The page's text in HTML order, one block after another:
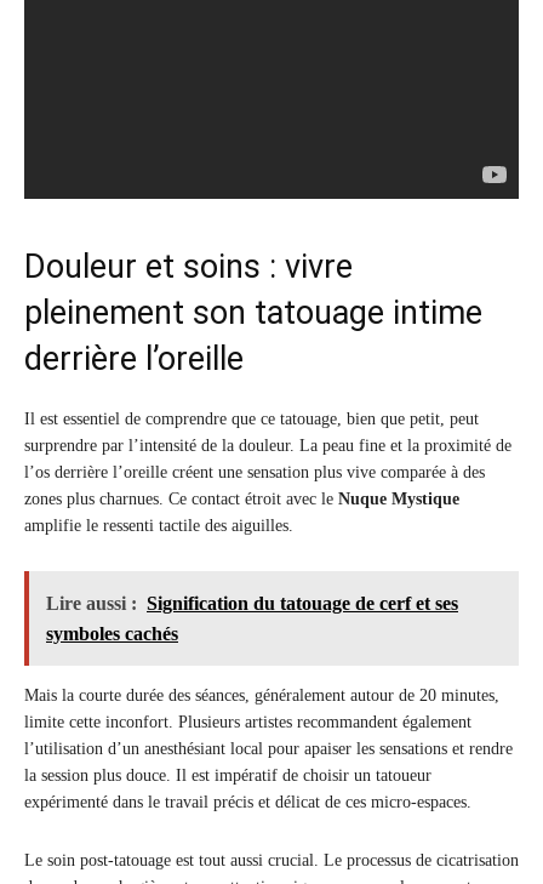
Douleur et soins : vivre
pleinement son tatouage intime
derrière l’oreille
Il est essentiel de comprendre que ce tatouage, bien que petit, peut
surprendre par l’intensité de la douleur. La peau fine et la proximité de
l’os derrière l’oreille créent une sensation plus vive comparée à des
zones plus charnues. Ce contact étroit avec le Nuque Mystique
amplifie le ressenti tactile des aiguilles.
Lire aussi : Signification du tatouage de cerf et ses
symboles cachés
Mais la courte durée des séances, généralement autour de 20 minutes,
limite cette inconfort. Plusieurs artistes recommandent également
l’utilisation d’un anesthésiant local pour apaiser les sensations et rendre
la session plus douce. Il est impératif de choisir un tatoueur
expérimenté dans le travail précis et délicat de ces micro-espaces.
Le soin post-tatouage est tout aussi crucial. Le processus de cicatrisation